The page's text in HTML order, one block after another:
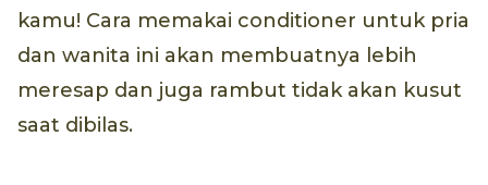
kamu! Cara memakai conditioner untuk pria
dan wanita ini akan membuatnya lebih
meresap dan juga rambut tidak akan kusut
saat dibilas.